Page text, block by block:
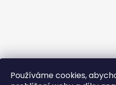
Používáme cookies,